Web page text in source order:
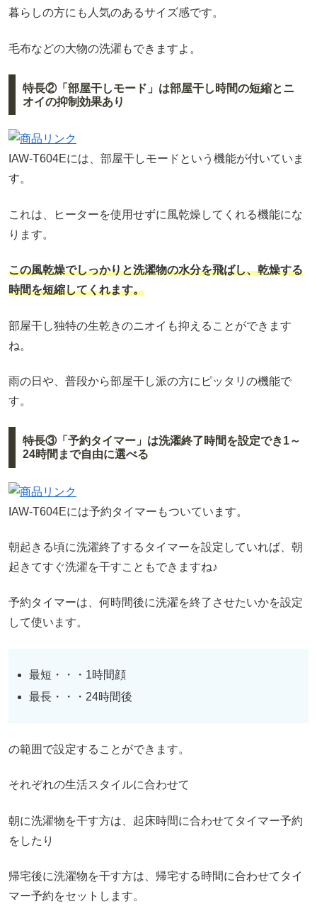
暮らしの方にも人気のあるサイズ感です。
毛布などの大物の洗濯もできますよ。
特長②「部屋干しモード」は部屋干し時間の短縮とニ
オイの抑制効果あり
IAW-T604Eには、部屋干しモードという機能が付いていま
す。
これは、ヒーターを使用せずに風乾燥してくれる機能にな
ります。
この風乾燥でしっかりと洗濯物の水分を飛ばし、乾燥する
時間を短縮してくれます。
部屋干し独特の生乾きのニオイも抑えることができます
ね。
雨の日や、普段から部屋干し派の方にピッタリの機能で
す。
特長③「予約タイマー」は洗濯終了時間を設定でき1～
24時間まで自由に選べる
IAW-T604Eには予約タイマーもついています。
朝起きる頃に洗濯終了するタイマーを設定していれば、朝
起きてすぐ洗濯を干すこともできますね♪
予約タイマーは、何時間後に洗濯を終了させたいかを設定
して使います。
最短・・・1時間顔
最長・・・24時間後
の範囲で設定することができます。
それぞれの生活スタイルに合わせて
朝に洗濯物を干す方は、起床時間に合わせてタイマー予約
をしたり
帰宅後に洗濯物を干す方は、帰宅する時間に合わせてタイ
マー予約をセットします。